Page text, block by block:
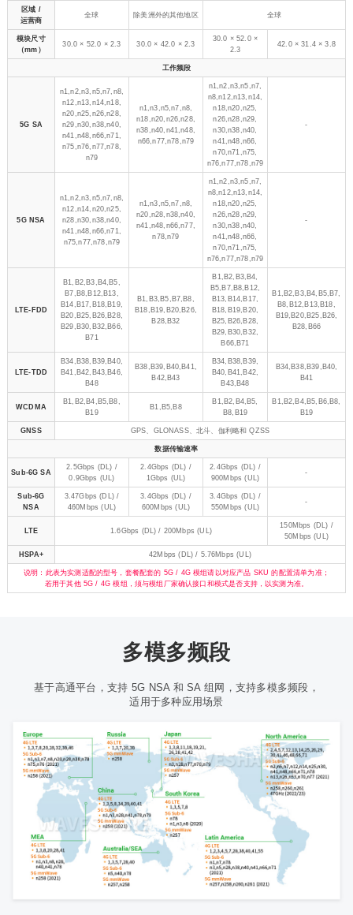
区域 /
运营商
全球 除美洲外的其他地区 全球
模块尺寸
（mm）
30.0 × 52.0 × 2.3 30.0 × 42.0 × 2.3
30.0 × 52.0 ×
2.3
42.0 × 31.4 × 3.8
工作频段
5G SA
n1,n2,n3, n5,n7, n8,
n12,n13, n14,n18,
n20,n25, n26,n28,
n29,n30, n38,n40,
n41,n48, n66,n71,
n75,n76, n77,n78,
n79
n1,n3,n5,n7,n8,
n18,n20, n26,n28,
n38,n40, n41,n48,
n66,n77,n78,n79
n1,n2,n3,n5,n7,
n8,n12,n13, n14,
n18,n20,n25,
n26,n28,n29,
n30,n38,n40,
n41,n48,n66,
n70,n71,n75,
n76,n77,n78,n79
-
5G NSA
n1,n2,n3, n5,n7, n8,
n12,n14, n20,n25,
n28,n30, n38,n40,
n41,n48, n66,n71,
n75,n77,n78,n79
n1,n3,n5,n7,n8,
n20,n28, n38,n40,
n41,n48, n66,n77,
n78,n79
n1,n2,n3,n5,n7,
n8,n12,n13, n14,
n18,n20,n25,
n26,n28,n29,
n30,n38,n40,
n41,n48,n66,
n70,n71,n75,
n76,n77,n78,n79
-
LTE-FDD
B1, B2, B3, B4, B5,
B7, B8, B12, B13,
B14, B17, B18, B19,
B20, B25, B26, B28,
B29, B30, B32, B66,
B71
B1, B3, B5, B7, B8,
B18, B19, B20, B26,
B28, B32
B1, B2, B3, B4,
B5, B7, B8, B12,
B13, B14, B17,
B18, B19, B20,
B25, B26, B28,
B29, B30, B32,
B66, B71
B1, B2, B3, B4, B5, B7,
B8, B12, B13, B18,
B19, B20, B25, B26,
B28, B66
LTE-TDD
B34, B38, B39, B40,
B41, B42, B43, B46,
B48
B38, B39, B40, B41,
B42, B43
B34, B38, B39,
B40, B41, B42,
B43, B48
B34, B38, B39, B40,
B41
WCDMA
B1, B2, B4, B5, B8,
B19
B1, B5, B8
B1, B2, B4, B5,
B8, B19
B1, B2, B4, B5, B6, B8,
B19
GNSS GPS、GLONASS、北斗、伽利略和 QZSS
数据传输速率
Sub-6G SA
2.5Gbps (DL) /
0.9Gbps (UL)
2.4Gbps (DL) /
1Gbps (UL)
2.4Gbps (DL) /
900Mbps (UL)
-
Sub-6G
NSA
3.47Gbps (DL) /
460Mbps (UL)
3.4Gbps (DL) /
600Mbps (UL)
3.4Gbps (DL) /
550Mbps (UL)
-
LTE 1.6Gbps (DL) / 200Mbps (UL)
150Mbps (DL) /
50Mbps (UL)
HSPA+ 42Mbps (DL) / 5.76Mbps (UL)
说明：此表为实测适配的型号，套餐配套的 5G / 4G 模组请以对应产品 SKU 的配置清单为准；
若用于其他 5G / 4G 模组，须与模组厂家确认接口和模式是否支持，以实测为准。
多模多频段
基于高通平台，支持 5G NSA 和 SA 组网，支持多模多频段，
适用于多种应用场景